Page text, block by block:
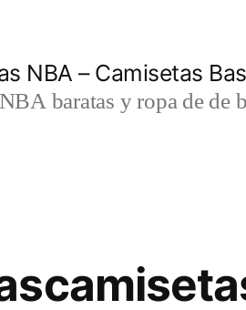
NBA – Camisetas
baratas y ropa de de